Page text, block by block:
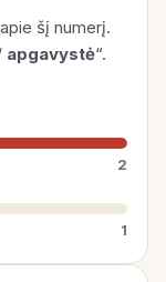
apie šį numerį.
apgavystė“.
2
1